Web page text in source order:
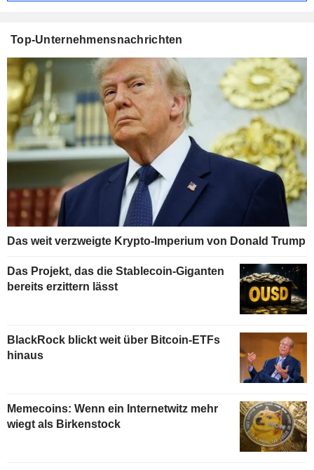
Top-Unternehmensnachrichten
Das weit verzweigte Krypto-Imperium von Donald Trump
Das Projekt, das die Stablecoin-Giganten
bereits erzittern lässt
BlackRock blickt weit über Bitcoin-ETFs
hinaus
Memecoins: Wenn ein Internetwitz mehr
wiegt als Birkenstock